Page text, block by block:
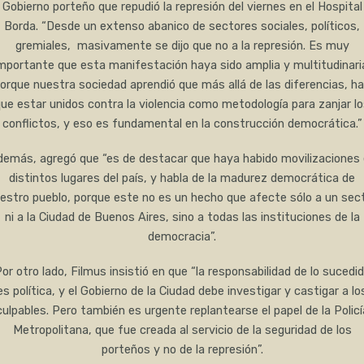
Gobierno porteño que repudió la represión del viernes en el Hospital
Borda. “Desde un extenso abanico de sectores sociales, políticos,
gremiales, masivamente se dijo que no a la represión. Es muy
que esta manifestación haya sido amplia y
nuestra sociedad aprendió que más allá de las diferencias,
estar unidos contra la violencia como metodología para zanjar
conflictos, y eso es fundamental en la construcción democrática.”
agregó que “es de destacar que haya habido movilizaciones
distintos lugares del país, y habla de la madurez democrática de
pueblo, porque este no es un hecho que afecte sólo a un
ni a la Ciudad de Buenos Aires, sino a todas las instituciones de la
democracia”.
otro lado, Filmus insistió en que “la responsabilidad de lo
política, y el Gobierno de la Ciudad debe investigar y castigar a
Pero también es urgente replantearse el papel de la
Metropolitana, que fue creada al servicio de la seguridad de los
porteños y no de la represión”.